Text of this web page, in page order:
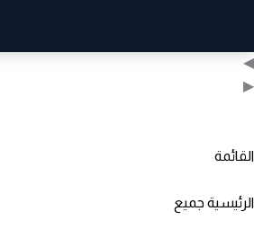
◀
▶
القائمة
الرئيسية جميع